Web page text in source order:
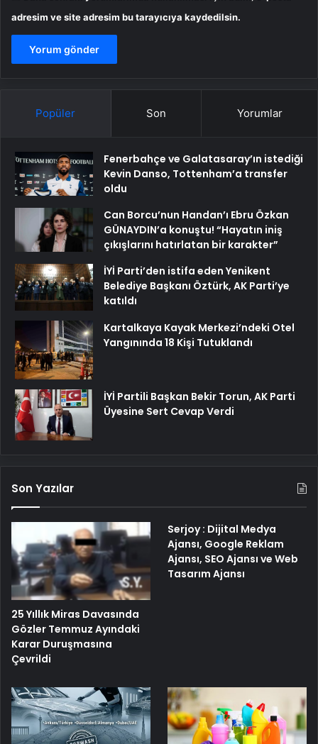
adresim ve site adresim bu tarayıcıya kaydedilsin.
Popüler Son Yorumlar
Fenerbahçe ve Galatasaray’ın istediği
Kevin Danso, Tottenham’a transfer
oldu
Can Borcu’nun Handan’ı Ebru Özkan
GÜNAYDIN’a konuştu! “Hayatın iniş
çıkışlarını hatırlatan bir karakter”
İYİ Parti’den istifa eden Yenikent
Belediye Başkanı Öztürk, AK Parti’ye
katıldı
Kartalkaya Kayak Merkezi’ndeki Otel
Yangınında 18 Kişi Tutuklandı
İYİ Partili Başkan Bekir Torun, AK Parti
Üyesine Sert Cevap Verdi
Son Yazılar
25 Yıllık Miras Davasında
Gözler Temmuz Ayındaki
Karar Duruşmasına
Çevrildi
Serjoy : Dijital Medya
Ajansı, Google Reklam
Ajansı, SEO Ajansı ve Web
Tasarım Ajansı